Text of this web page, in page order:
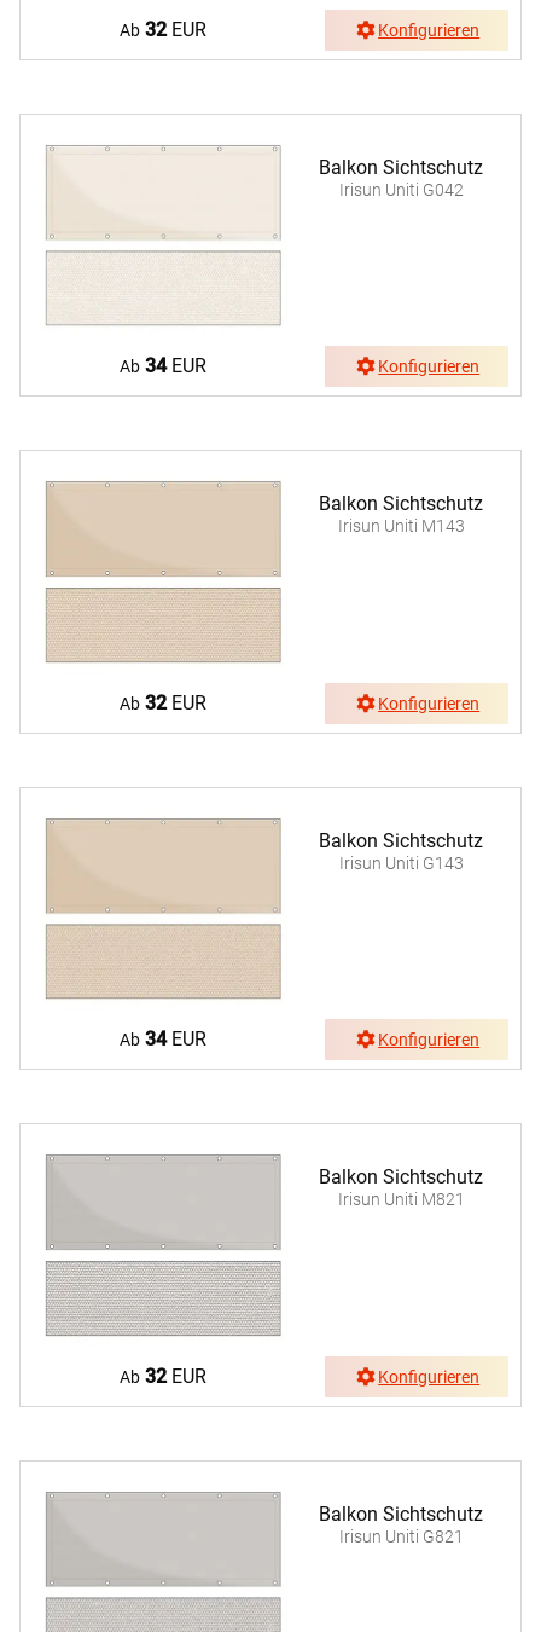
Ab 32EUR Konfigurieren
Balkon Sichtschutz
Irisun Uniti G042
Ab 34EUR Konfigurieren
Balkon Sichtschutz
Irisun Uniti M143
Ab 32EUR Konfigurieren
Balkon Sichtschutz
Irisun Uniti G143
Ab 34EUR Konfigurieren
Balkon Sichtschutz
Irisun Uniti M821
Ab 32EUR Konfigurieren
Balkon Sichtschutz
Irisun Uniti G821